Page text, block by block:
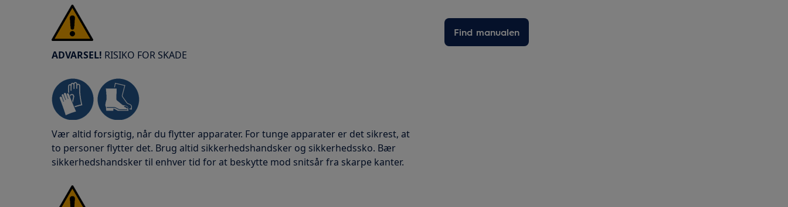
ADVARSEL! RISIKO FOR SKADE
Vær altid forsigtig, når du flytter apparater. For tunge apparater er det sikrest, at
to personer flytter det. Brug altid sikkerhedshandsker og sikkerhedssko. Bær
sikkerhedshandsker til enhver tid for at beskytte mod snitsår fra skarpe kanter.
Find manualen